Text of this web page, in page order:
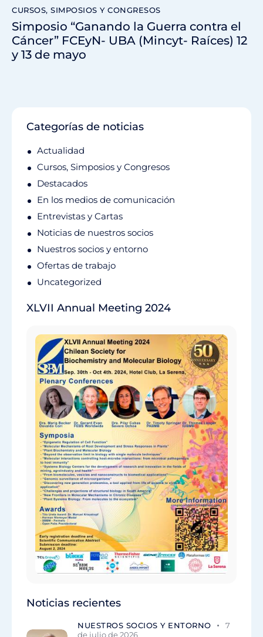
CURSOS, SIMPOSIOS Y CONGRESOS
Simposio “Ganando la Guerra contra el
Cáncer” FCEyN- UBA (Mincyt- Raíces) 12
y 13 de mayo
Categorías de noticias
Actualidad
Cursos, Simposios y Congresos
Destacados
En los medios de comunicación
Entrevistas y Cartas
Noticias de nuestros socios
Nuestros socios y entorno
Ofertas de trabajo
Uncategorized
XLVII Annual Meeting 2024
Noticias recientes
NUESTROS SOCIOS Y ENTORNO
7
de julio de 2026